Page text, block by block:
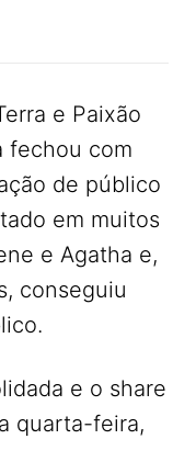
e Paixão
fechou com
de público
em muitos
e Agatha e,
conseguiu
e o share
quarta-feira,